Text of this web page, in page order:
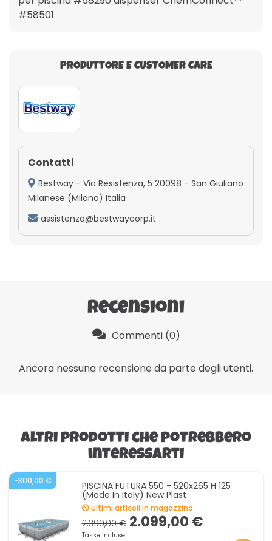
#58501
PRODUTTORE E CUSTOMER CARE
Contatti
Bestway - Via Resistenza, 5 20098 - San Giuliano
Milanese (Milano) Italia
assistenza@bestwaycorp.it
Recensioni
Commenti (0)
Ancora nessuna recensione da parte degli utenti.
Altri prodotti che potrebbero
interessarti
-300,00 € PISCINA FUTURA 550 - 520x265 H 125
(made In Italy) New Plast
Ultimi articoli in magazzino
2.399,00 € 2.099,00 €
Tasse incluse